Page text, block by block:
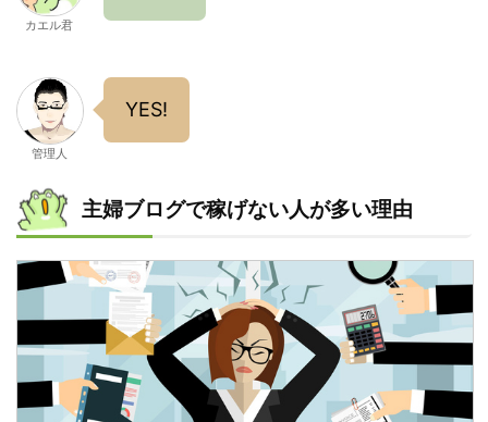
カエル君
管理人
YES!
主婦ブログで稼げない人が多い理由